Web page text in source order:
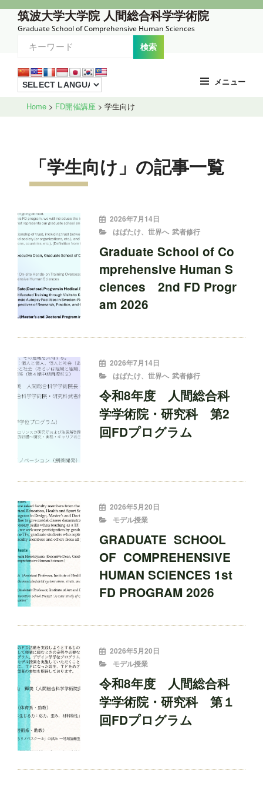
コ
筑波大学大学院 人間総合科学学術院
Graduate School of Comprehensive Human Sciences
メニュー
Overlay
Home > FD開催講座 > 学生向け
「学生向け」の記事一覧
投
稿
2026年7月14日
CATEGORIES
はばたけ、世界へ 武者修行
Graduate School of Co
mprehensive Human S
ciences 2nd FD Progr
am 2026
投
稿
2026年7月14日
CATEGORIES
はばたけ、世界へ 武者修行
令和8年度 人間総合科
学学術院・研究科 第2
回FDプログラム
投
稿
2026年5月20日
CATEGORIES
モデル授業
GRADUATE SCHOOL
OF COMPREHENSIVE
HUMAN SCIENCES 1st
FD PROGRAM 2026
投
稿
2026年5月20日
CATEGORIES
モデル授業
令和8年度 人間総合科
学学術院・研究科 第１
回FDプログラム